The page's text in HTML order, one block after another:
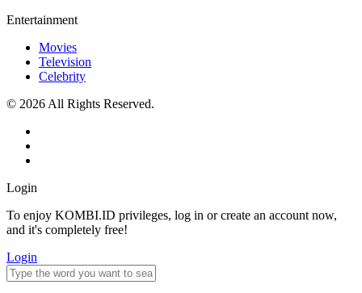
Entertainment
Movies
Television
Celebrity
© 2026 All Rights Reserved.
Login
To enjoy KOMBI.ID privileges, log in or create an account now,
and it's completely free!
Login